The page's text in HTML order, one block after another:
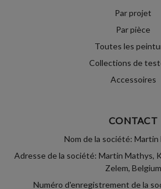
Par projet
Par pièce
Toutes les
Collections de
Accessoires
CONTACT
Nom de la société:
Adresse de la société: Martin Mathys,
Zelem, Belgium
Numéro d'enregistrement de la